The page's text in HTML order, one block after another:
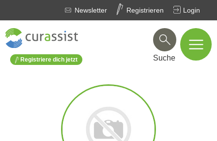
Login
Registrieren
Newsletter
Registriere dich jetzt Suche